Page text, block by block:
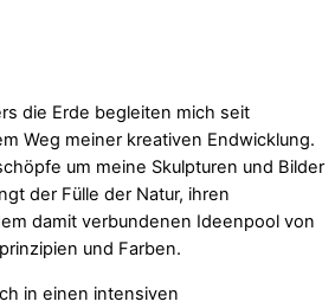
die Erde begleiten mich seit
Weg meiner kreativen Endwicklung.
um meine Skulpturen und Bilder
der Fülle der Natur, ihren
damit verbundenen Ideenpool von
und Farben.
in einen intensiven